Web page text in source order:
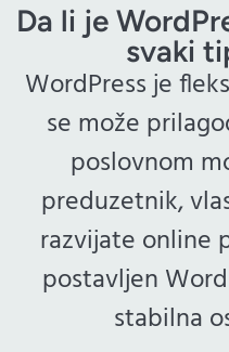
Da li je
svaki
WordPress je
se može
poslovnom
preduzetnik,
razvijate online
postavljen
stabilna